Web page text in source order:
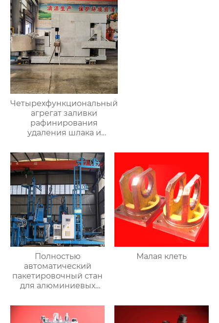
Четырехфункциональный
агрегат заливки
рафинирования
удаления шлака и
Полностью
автоматический
пакетировочный стан
для алюминиевых
Малая клеть